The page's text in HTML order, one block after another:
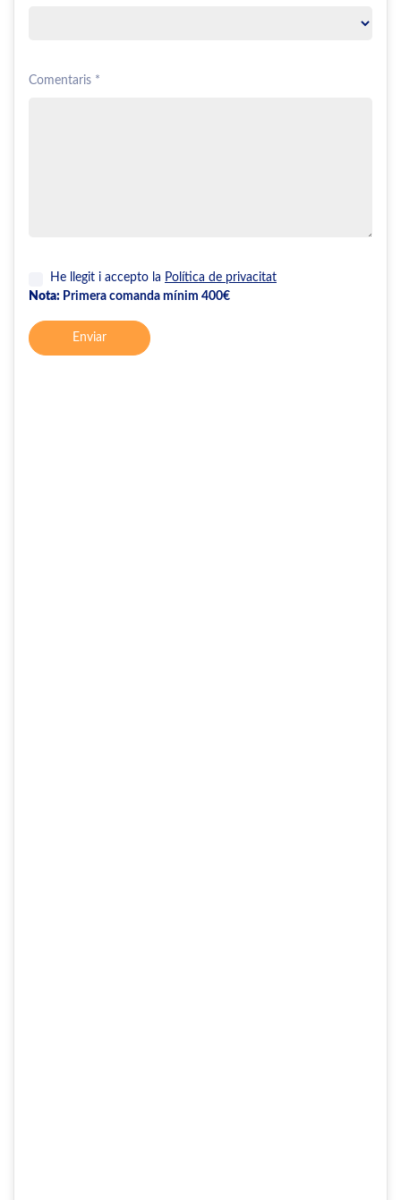
Comentaris *
He llegit i accepto la Política de privacitat
Nota: Primera comanda mínim 400€
Enviar